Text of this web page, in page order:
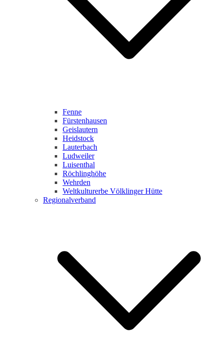
Fenne
Fürstenhausen
Geislautern
Heidstock
Lauterbach
Ludweiler
Luisenthal
Röchlinghöhe
Wehrden
Weltkulturerbe Völklinger Hütte
Regionalverband